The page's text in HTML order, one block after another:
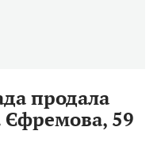
продала
Єфремова, 59